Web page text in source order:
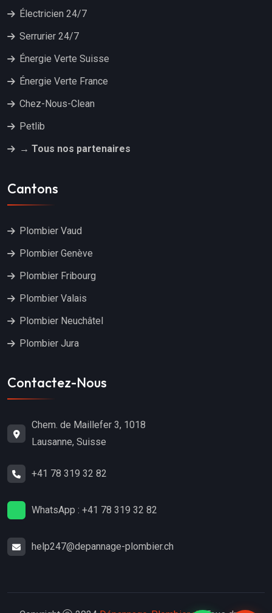
Électricien 24/7
Serrurier 24/7
Énergie Verte Suisse
Énergie Verte France
Chez-Nous-Clean
Petlib
→ Tous nos partenaires
Cantons
Plombier Vaud
Plombier Genève
Plombier Fribourg
Plombier Valais
Plombier Neuchâtel
Plombier Jura
Contactez-Nous
Chem. de Maillefer 3, 1018
Lausanne, Suisse
+41 78 319 32 82
WhatsApp : +41 78 319 32 82
help247@depannage-plombier.ch